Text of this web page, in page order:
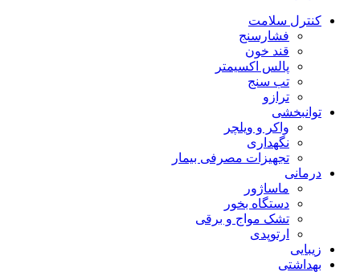
کنترل سلامت
فشارسنج
قند خون
پالس اکسیمتر
تب سنج
ترازو
توانبخشی
واکر و ویلچر
نگهداری
تجهیزات مصرفی بیمار
درمانی
ماساژور
دستگاه بخور
تشک مواج و برقی
ارتوپدی
زیبایی
بهداشتی